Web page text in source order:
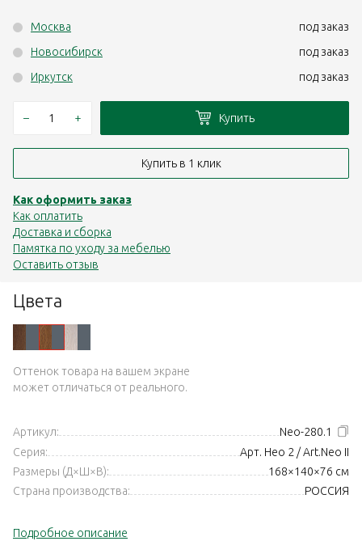
Цвета
Оттенок товара на вашем экране
может отличаться от реального.
Артикул:
Neo-280.1
Серия:
Арт. Нео 2 / Art.Neo II
Размеры (Д×Ш×В):
168×140×76 см
Страна производства:
РОССИЯ
Подробное описание
Москва
под заказ
Новосибирск
под заказ
Иркутск
под заказ
– + Купить
Купить в 1 клик
Как оформить заказ
Как оплатить
Доставка и сборка
Памятка по уходу за мебелью
Оставить отзыв